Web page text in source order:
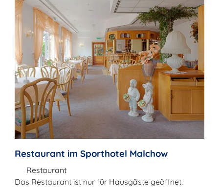
Restaurant im Sporthotel Malchow
Restaurant
Das Restaurant ist nur für Hausgäste geöffnet.